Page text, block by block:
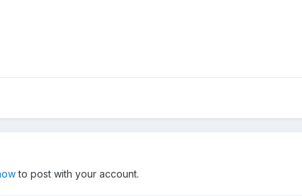
to post with your account.